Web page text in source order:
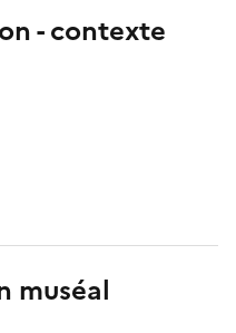
- contexte
muséal